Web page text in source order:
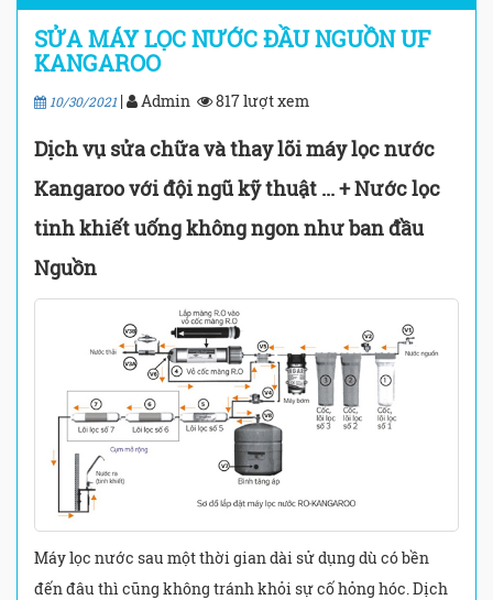
SỬA MÁY LỌC NƯỚC ĐẦU NGUỒN UF
KANGAROO
10/30/2021 | Admin 817 lượt xem
Dịch vụ sửa chữa và thay lõi máy lọc nước
Kangaroo với đội ngũ kỹ thuật ... + Nước lọc
tinh khiết uống không ngon như ban đầu
Nguồn
Máy lọc nước sau một thời gian dài sử dụng dù có bền
đến đâu thì cũng không tránh khỏi sự cố hỏng hóc. Dịch